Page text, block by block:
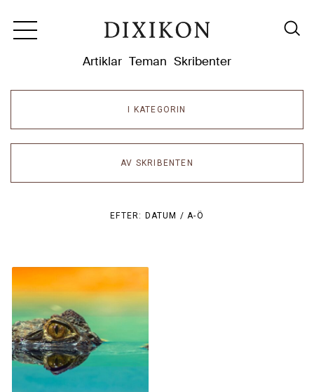
Artiklar Teman Skribenter
I KATEGORIN
AV SKRIBENTEN
EFTER: DATUM /A-Ö